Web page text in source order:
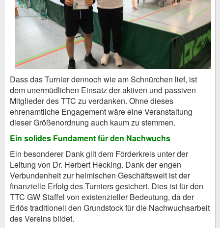
Dass das Turnier dennoch wie am Schnürchen lief, ist
dem unermüdlichen Einsatz der aktiven und passiven
Mitglieder des TTC zu verdanken. Ohne dieses
ehrenamtliche Engagement wäre eine Veranstaltung
dieser Größenordnung auch kaum zu stemmen.
Ein solides Fundament für den Nachwuchs
Ein besonderer Dank gilt dem Förderkreis unter der
Leitung von Dr. Herbert Hecking. Dank der engen
Verbundenheit zur heimischen Geschäftswelt ist der
finanzielle Erfolg des Turniers gesichert. Dies ist für den
TTC GW Staffel von existenzieller Bedeutung, da der
Erlös traditionell den Grundstock für die Nachwuchsarbeit
des Vereins bildet.